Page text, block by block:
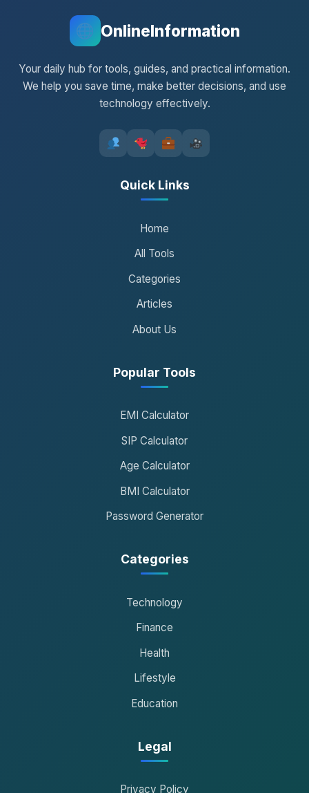
OnlineInformation
Your daily hub for tools, guides, and practical information.
We help you save time, make better decisions, and use
technology effectively.
Quick Links
Home
All Tools
Categories
Articles
About Us
Popular Tools
EMI Calculator
SIP Calculator
Age Calculator
BMI Calculator
Password Generator
Categories
Technology
Finance
Health
Lifestyle
Education
Legal
Privacy Policy